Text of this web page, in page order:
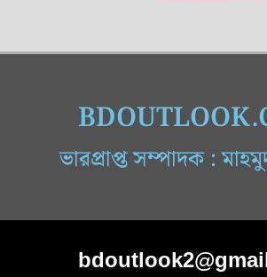
ভারপ্রাপ্ত সম্পাদক :